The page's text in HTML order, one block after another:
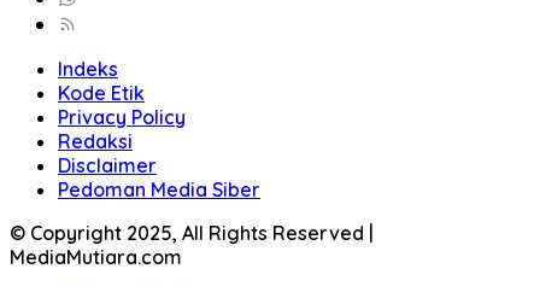
Indeks
Kode Etik
Privacy Policy
Redaksi
Disclaimer
Pedoman Media Siber
© Copyright 2025, All Rights Reserved |
MediaMutiara.com